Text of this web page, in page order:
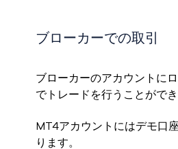
ブローカーでの取引
ブローカーのアカウントに
でトレードを行うことができ
MT4アカウントにはデモ口
ります。